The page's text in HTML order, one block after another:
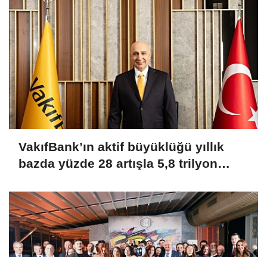
VakıfBank’ın aktif büyüklüğü yıllık
bazda yüzde 28 artışla 5,8 trilyon